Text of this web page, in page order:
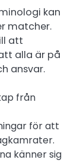
kan
matcher.
att
alla är på
ansvar.
från
för att
känner sig